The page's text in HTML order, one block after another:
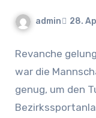
admin 28.
Revanche
war die
genug, um den